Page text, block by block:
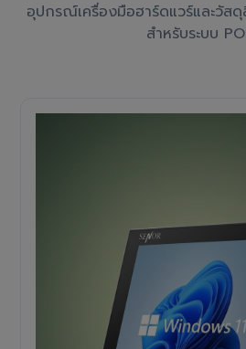
อุปกรณ์เครื่องมือฮาร์ดแวร์และวั
สำหรับระบบ